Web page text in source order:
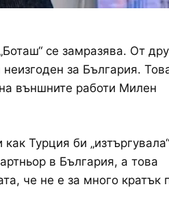
се замразява. От
за България.
външните работи Милен
Турция би
в България, а това
че не е за много кратък